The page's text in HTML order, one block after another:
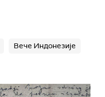
Вече Индонезије